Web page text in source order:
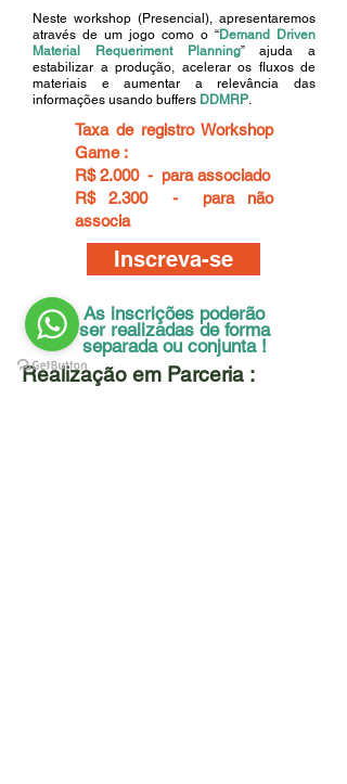
Neste workshop (Presencial), apresentaremos
através de um jogo como o “Demand Driven
Material Requeriment Planning” ajuda a
estabilizar a produção, acelerar os fluxos de
materiais e aumentar a relevância das
informações usando buffers DDMRP.
Taxa de registro Workshop
Game :
R$ 2.000 - para associado
R$ 2.300 - para não
associado
Inscreva-se
As inscrições poderão
ser realizadas de forma
separada ou conjunta !
Realização em Parceria :